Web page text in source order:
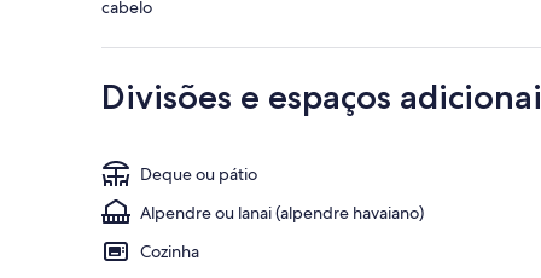
cabelo
Divisões e espaços
Deque ou pátio
Alpendre ou lanai (alpendre havaiano)
Cozinha